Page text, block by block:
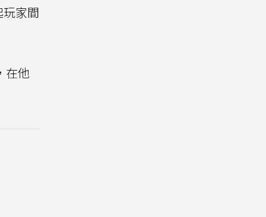
家間
在他